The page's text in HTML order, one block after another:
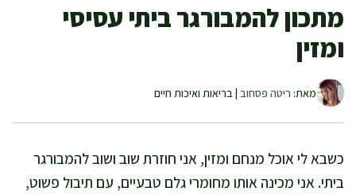
מתכון להמבורגר ביתי עסיסי
ומזין
מאת: ריטה פסחוב | בריאות ואיכות חיים
כשבא לי אוכל מנחם ומזין, אני חוזרת שוב ושוב להמבורגר
ביתי. אני מכינה אותו מחומרי גלם טבעיים, עם תיבול פשוט,